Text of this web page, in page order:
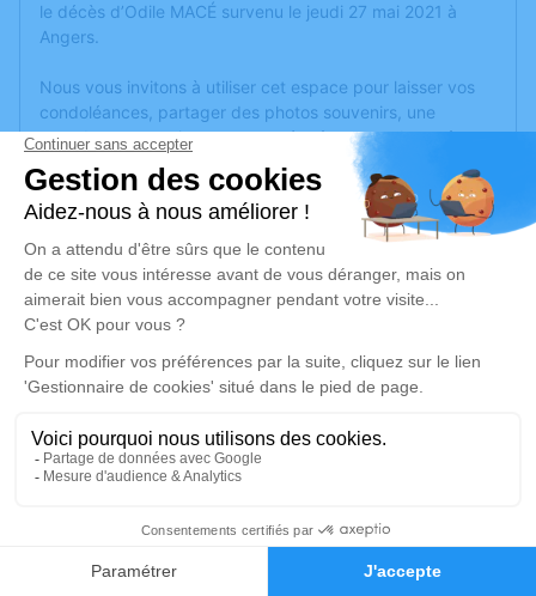
Faire-part Hommages
le décès d’Odile MACÉ survenu le jeudi 27 mai 2021 à
Angers.
Nous vous invitons à utiliser cet espace pour laisser vos
condoléances, partager des photos souvenirs, une
anecdote ou exprimer vos pensées à travers des poèmes
ou des textes. Cet endroit est un lieu d'expression dédié à
honorer la mémoire d’Odile MACÉ.
Un service de plantation d’arbre hommage estdisponible
lundi 31 mai 2021 à 10h00
Église Saint Martin des Champs d'Angers
14 boulevard Abbé Chauvat